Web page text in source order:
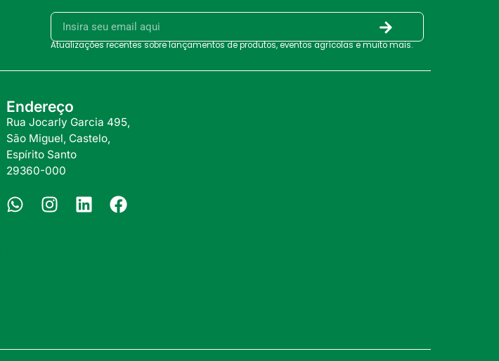
Atualizações recentes sobre lançamentos de produtos, eventos agrícolas e muito mais.
Endereço
Rua Jocarly Garcia 495,
São Miguel, Castelo,
Espírito Santo
29360-000